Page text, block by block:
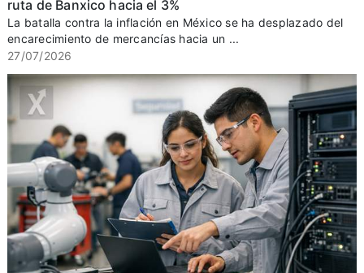
ruta de Banxico hacia el 3%
La batalla contra la inflación en México se ha desplazado del
encarecimiento de mercancías hacia un ...
27/07/2026